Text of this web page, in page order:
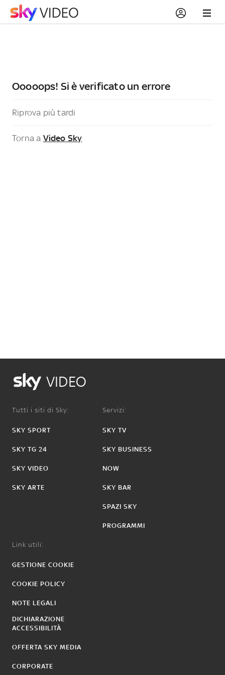
Ooooops! Si è verificato un errore
Riprova più tardi
Torna a Video Sky
VIDEO
Tutti i siti di Sky:
SKY SPORT
SKY TG 24
SKY VIDEO
SKY ARTE
Servizi:
SKY TV
SKY BUSINESS
NOW
SKY BAR
SPAZI SKY
PROGRAMMI
Link utili:
GESTIONE COOKIE
COOKIE POLICY
NOTE LEGALI
DICHIARAZIONE
ACCESSIBILITÀ
OFFERTA SKY MEDIA
CORPORATE